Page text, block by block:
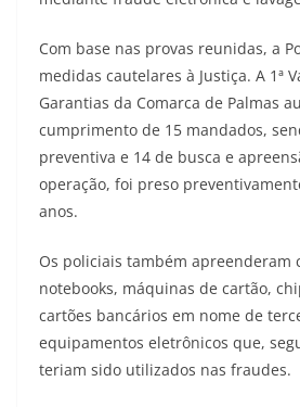
Com base nas provas reunidas, a
medidas cautelares à Justiça. A 1ª
Garantias da Comarca de Palmas
cumprimento de 15 mandados,
preventiva e 14 de busca e
operação, foi preso
anos.
Os policiais também apreenderam
notebooks, máquinas de cartão,
cartões bancários em nome de
equipamentos eletrônicos que,
teriam sido utilizados nas fraudes.